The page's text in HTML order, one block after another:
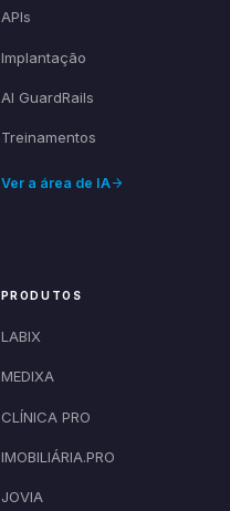
APIs
Implantação
AI GuardRails
Treinamentos
Ver a área de IA
PRODUTOS
LABIX
MEDIXA
CLÍNICA PRO
IMOBILIÁRIA.PRO
JOVIA